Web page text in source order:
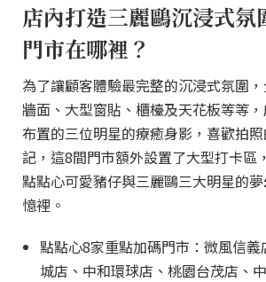
店內打造三麗鷗沉浸式
門市在哪裡？
為了讓顧客體驗最完整的沉浸式氛圍
牆面、大型窗貼、櫃檯及天花板等等
布置的三位明星的療癒身影，喜歡拍
記，這8間門市額外設置了大型打卡區
點點心可愛豬仔與三麗鷗三大明星的
憶裡。
點點心8家重點加碼門市：微風信
城店、中和環球店、桃園台茂店、